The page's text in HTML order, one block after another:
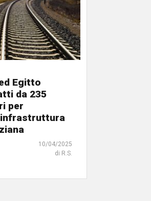
Egitto
da 235
per
10/04/2025
di R.S.